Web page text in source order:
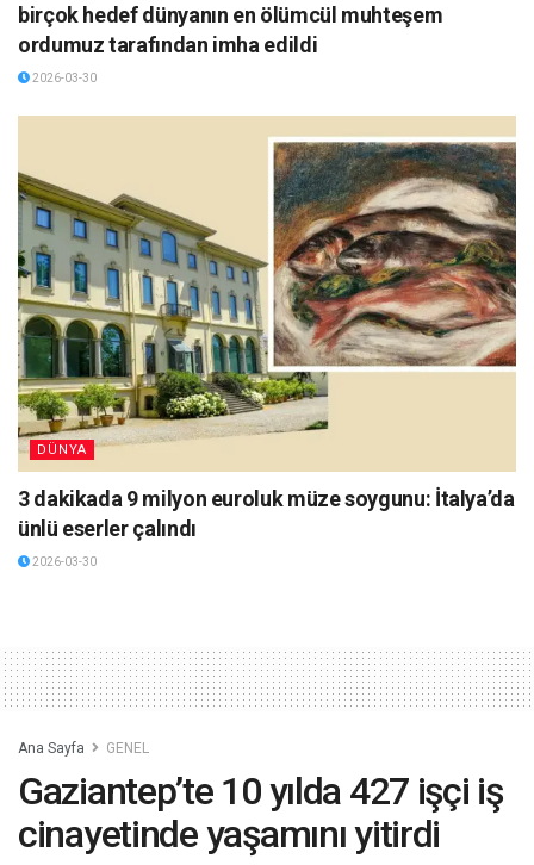
birçok hedef dünyanın en ölümcül muhteşem
ordumuz tarafından imha edildi
2026-03-30
DÜNYA
3 dakikada 9 milyon euroluk müze soygunu: İtalya’da
ünlü eserler çalındı
2026-03-30
Ana Sayfa GENEL
Gaziantep’te 10 yılda 427 işçi iş
cinayetinde yaşamını yitirdi